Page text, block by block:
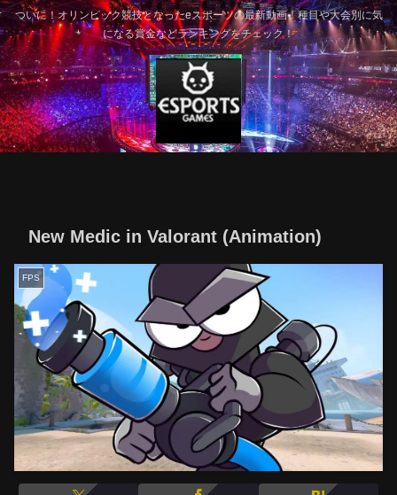
ついに！オリンピック競技となったeスポーツの最新動画！種目や大会別に気
になる賞金などランキングをチェック！
New Medic in Valorant (Animation)
FPS